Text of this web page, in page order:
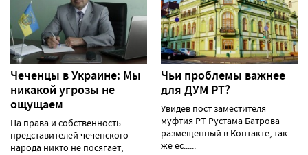
Чеченцы в Украине: Мы
никакой угрозы не
ощущаем
На права и собственность
представителей чеченского
народа никто не посягает,
Чьи проблемы важнее
для ДУМ РТ?
Увидев пост заместителя
муфтия РТ Рустама Батрова
размещенный в Контакте, так
же ес......